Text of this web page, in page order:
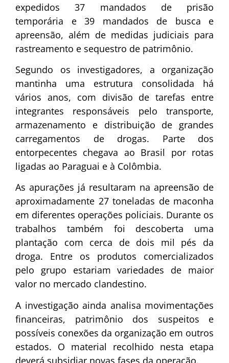
expedidos 37 mandados de prisão
temporária e 39 mandados de busca e
apreensão, além de medidas judiciais para
rastreamento e sequestro de patrimônio.
Segundo os investigadores, a organização
mantinha uma estrutura consolidada há
vários anos, com divisão de tarefas entre
integrantes responsáveis pelo transporte,
armazenamento e distribuição de grandes
carregamentos de drogas. Parte dos
entorpecentes chegava ao Brasil por rotas
ligadas ao Paraguai e à Colômbia.
As apurações já resultaram na apreensão de
aproximadamente 27 toneladas de maconha
em diferentes operações policiais. Durante os
trabalhos também foi descoberta uma
plantação com cerca de dois mil pés da
droga. Entre os produtos comercializados
pelo grupo estariam variedades de maior
valor no mercado clandestino.
A investigação ainda analisa movimentações
financeiras, patrimônio dos suspeitos e
possíveis conexões da organização em outros
estados. O material recolhido nesta etapa
deverá subsidiar novas fases da operação.